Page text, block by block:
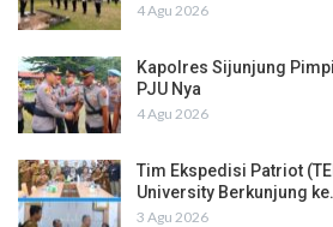
4 Agu 2026
Kapolres Sijunjung
PJU Nya
4 Agu 2026
Tim Ekspedisi Patriot
University Berkunjung
3 Agu 2026